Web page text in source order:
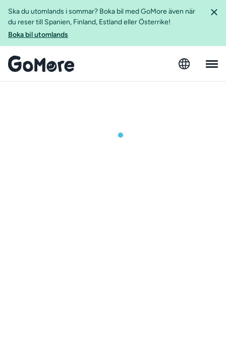
Ska du utomlands i sommar? Boka bil med GoMore även när
du reser till Spanien, Finland, Estland eller Österrike!
Boka bil utomlands